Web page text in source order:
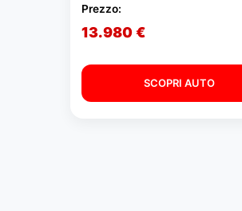
Prezzo:
13.980 €
SCOPRI AUTO